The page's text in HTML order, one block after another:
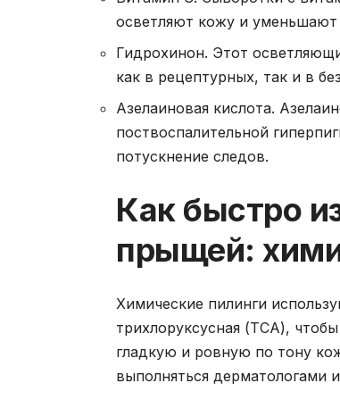
осветляют кожу и уменьшают
Гидрохинон. Этот
как в рецептурных, так и в
Азелаиновая кислота.
поствоспалительной
потускнение следов.
Как быстро
прыщей:
Химические пилинги
трихлоруксусная (TCA),
гладкую и ровную по тону
выполняться дерматологами